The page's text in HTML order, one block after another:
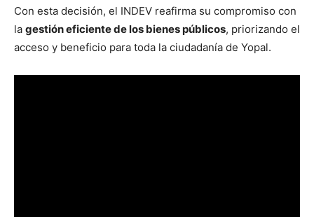
Con esta decisión, el INDEV reafirma su compromiso con
la gestión eficiente de los bienes públicos, priorizando el
acceso y beneficio para toda la ciudadanía de Yopal.